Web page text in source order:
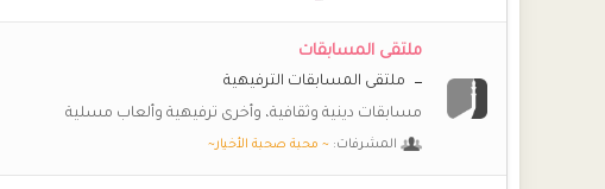
**راضية**
الحمد لله على سلامتك يا حبيبة منورة المكان🌷
**الفقيرة إلى الله**
ملتقى المسابقات
ملتقى المسابقات الترفيهية
مسابقات دينية وثقافية، وأخرى ترفيهية وألعاب مسلية
المشرفات: ~ محبة صحبة الأخيار~